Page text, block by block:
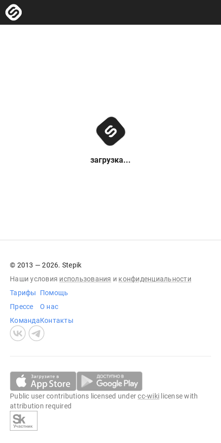
загрузка...
© 2013 — 2026. Stepik
Наши условия использования и конфиденциальности
Тарифы
Прессе
Команда
Помощь
О нас
Контакты
Public user contributions licensed undercc-wiki license with
attribution required